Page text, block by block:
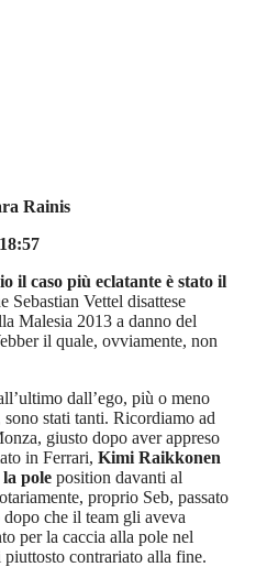
Rainis
il caso più eclatante è stato il
Sebastian Vettel disattese
Malesia 2013 a danno del
il quale, ovviamente, non
dall’ego, più o meno
stati tanti. Ricordiamo ad
giusto dopo aver appreso
in Ferrari, Kimi Raikkonen
pole position davanti al
proprio Seb, passato
che il team gli aveva
per la caccia alla pole nel
contrariato alla fine.